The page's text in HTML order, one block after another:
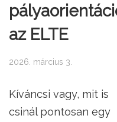
az ELTE
2026. március 3.
Kíváncsi vagy, mit is
csinál pontosan egy